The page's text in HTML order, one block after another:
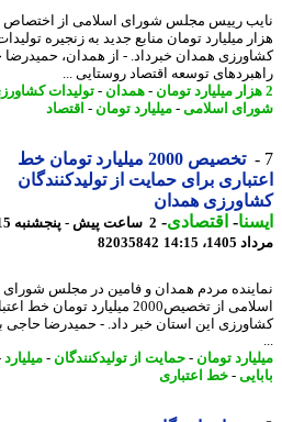
نایب رییس مجلس شورای اسلامی از اختصاص 2
میلیارد تومان منابع جدید به زنجیره تولیدات
همدان خبرداد. - از همدان، حمیدرضا
توسعه اقتصاد روستایی ...
-همدان- تولیدات کشاورزی-
اسلامی-میلیارد تومان-اقتصاد
تخصیص 2000 میلیارد تومان خط
برای حمایت از تولیدکنندگان
همدان
-اقتصادی-
2 ساعت پیش - پنجشنبه 15
14:15
82035842
مردم همدان و فامین در مجلس شورای
اسلامی از تخصیص2000 میلیارد تومان
تومان-حمایت از تولیدکنندگان-میلیارد-
-خط اعتباری